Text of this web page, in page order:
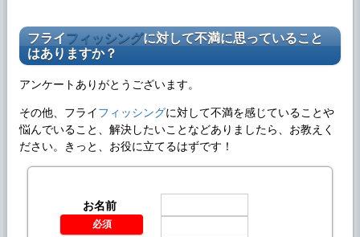
フライフィッシングに対して不満に思っていること
はありますか？
アンケート ありがとうございます。
その他、フライフィッシングに対して不満を感じていることや
悩んでいること、解決したいことなどありましたら、お教えく
ださい。きっと、お役に立てるはずです！
お名前